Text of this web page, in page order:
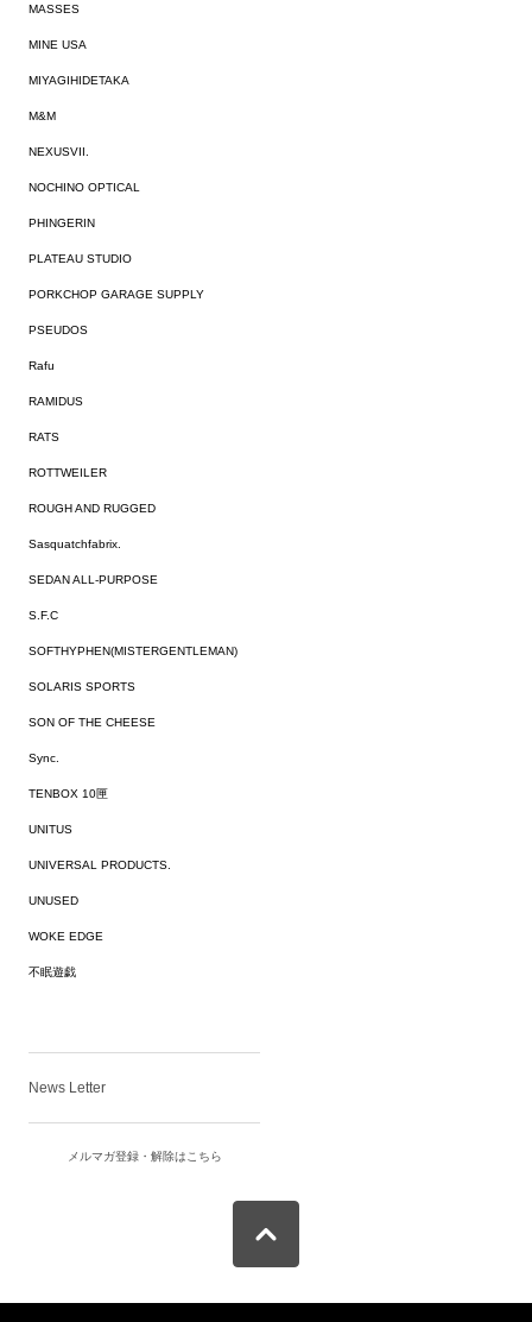
MASSES
MINE USA
MIYAGIHIDETAKA
M&M
NEXUSVII.
NOCHINO OPTICAL
PHINGERIN
PLATEAU STUDIO
PORKCHOP GARAGE SUPPLY
PSEUDOS
Rafu
RAMIDUS
RATS
ROTTWEILER
ROUGH AND RUGGED
Sasquatchfabrix.
SEDAN ALL-PURPOSE
S.F.C
SOFTHYPHEN(MISTERGENTLEMAN)
SOLARIS SPORTS
SON OF THE CHEESE
Sync.
TENBOX 10匣
UNITUS
UNIVERSAL PRODUCTS.
UNUSED
WOKE EDGE
不眠遊戯
News Letter
メルマガ登録・解除はこちら